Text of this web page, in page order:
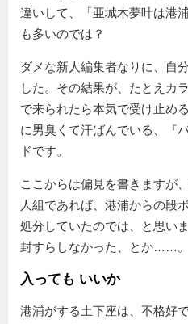
違いして、「亜城木夢叶は港
も多いのでは？
ダメな新人編集者なりに、自
した。その結果が、たとえカ
で来られたら本気で受け止め
に男臭くて汗ばんでいる、『
ドです。
ここからは偏見を書きますが
人組であれば、港浦からの段
処分していたのでは、と思い
封すらしなかった、とか……。
入っても いいか
港浦がする土下座は、不格好